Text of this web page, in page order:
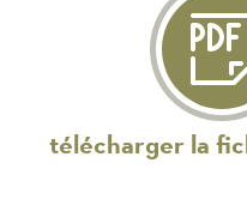
télécharger la